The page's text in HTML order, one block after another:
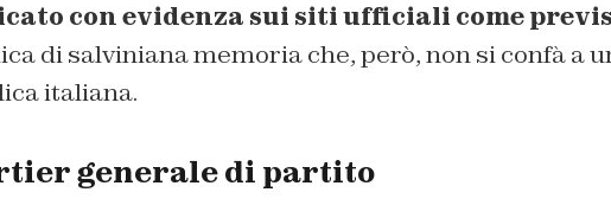
con evidenza sui siti ufficiali come
di salviniana memoria che, però, non si confà a
italiana.
generale di partito